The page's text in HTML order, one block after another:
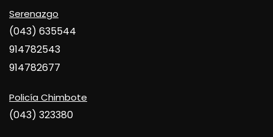
Serenazgo
(043) 635544
914782543
914782677
Policía Chimbote
(043) 323380